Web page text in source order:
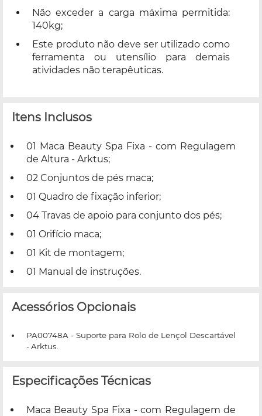
Não exceder a carga máxima permitida:
140kg;
Este produto não deve ser utilizado como
ferramenta ou utensílio para demais
atividades não terapêuticas.
Itens Inclusos
01 Maca Beauty Spa Fixa - com Regulagem
de Altura - Arktus;
02 Conjuntos de pés maca;
01 Quadro de fixação inferior;
04 Travas de apoio para conjunto dos pés;
01 Orifício maca;
01 Kit de montagem;
01 Manual de instruções.
Acessórios Opcionais
PA00748A - Suporte para Rolo de Lençol Descartável
- Arktus.
Especificações Técnicas
Maca Beauty Spa Fixa - com Regulagem de